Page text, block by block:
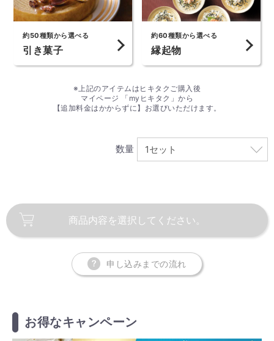
約50種類から選べる
引き菓子
約60種類から選べる
縁起物
※上記のアイテムはヒキタクご購入後
マイページ 「myヒキタク」から
【追加料金はかからずに】お選びいただけます。
数量
商品内容を 選択してください。
申し込みまでの流れ
お得なキャンペーン